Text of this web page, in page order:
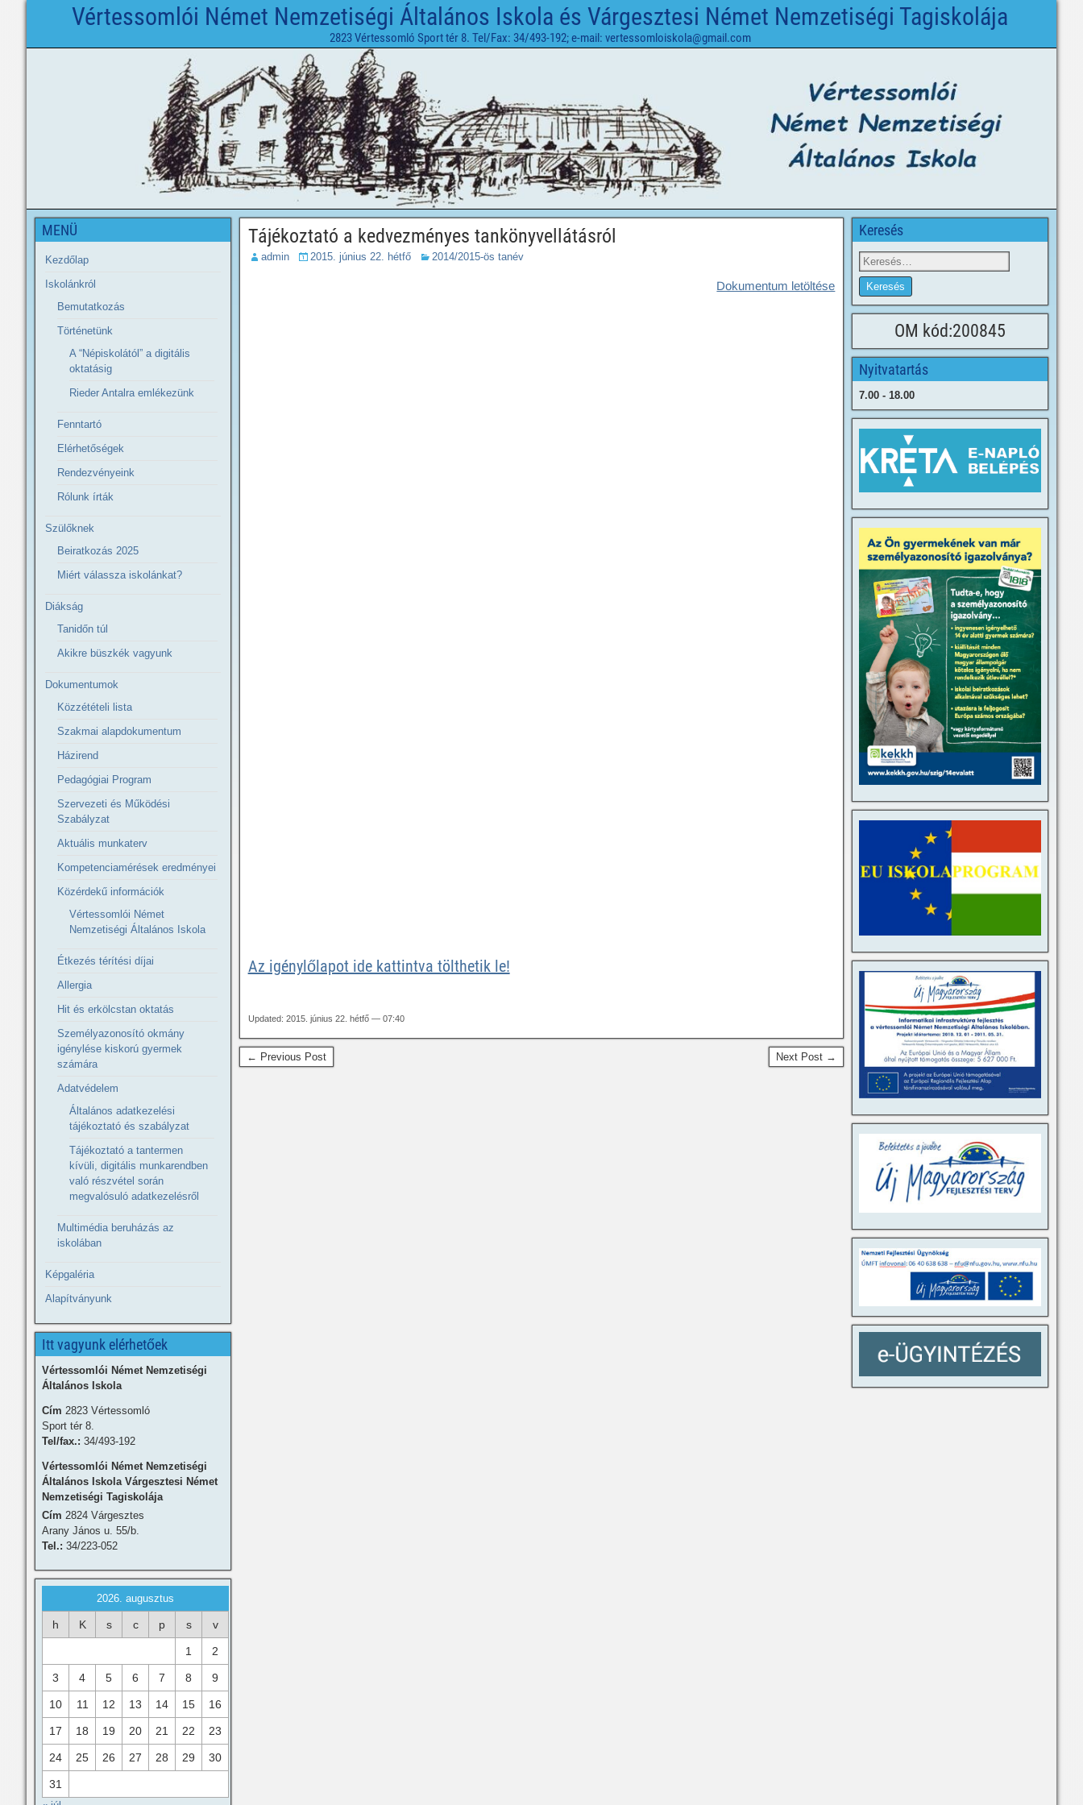
Vértessomlói Német Nemzetiségi Általános Iskola és Várgesztesi Német Nemzetiségi Tagiskolája
2823 Vértessomló Sport tér 8. Tel/Fax: 34/493-192; e-mail: vertessomloiskola@gmail.com
Tájékoztató a kedvezményes tankönyvellátásról
admin 2015. június 22. hétfő 2014/2015-ös tanév
Dokumentum letöltése
Az igénylőlapot ide kattintva tölthetik le!
Updated: 2015. június 22. hétfő — 07:40
← Previous Post Next Post →
MENÜ
Kezdőlap
Iskolánkról
Bemutatkozás
Történetünk
A “Népiskolától” a digitális
oktatásig
Rieder Antalra emlékezünk
Fenntartó
Elérhetőségek
Rendezvényeink
Rólunk írták
Szülőknek
Beiratkozás 2025
Miért válassza iskolánkat?
Diákság
Tanidőn túl
Akikre büszkék vagyunk
Dokumentumok
Közzétételi lista
Szakmai alapdokumentum
Házirend
Pedagógiai Program
Szervezeti és Működési
Szabályzat
Aktuális munkaterv
Kompetenciamérések eredményei
Közérdekű információk
Vértessomlói Német
Nemzetiségi Általános Iskola
Étkezés térítési díjai
Allergia
Hit és erkölcstan oktatás
Személyazonosító okmány
igénylése kiskorú gyermek
számára
Adatvédelem
Általános adatkezelési
tájékoztató és szabályzat
Tájékoztató a tantermen
kívüli, digitális munkarendben
való részvétel során
megvalósuló adatkezelésről
Multimédia beruházás az
iskolában
Képgaléria
Alapítványunk
Itt vagyunk elérhetőek
Vértessomlói Német Nemzetiségi
Általános Iskola
Cím 2823 Vértessomló
Sport tér 8.
Tel/fax.: 34/493-192
Vértessomlói Német Nemzetiségi
Általános Iskola Várgesztesi Német
Nemzetiségi Tagiskolája
Cím 2824 Várgesztes
Arany János u. 55/b.
Tel.: 34/223-052
2026. augusztus
h K s c p s v
1 2
3 4 5 6 7 8 9
10 11 12 13 14 15 16
17 18 19 20 21 22 23
24 25 26 27 28 29 30
31
Keresés
OM kód:200845
Nyitvatartás
7.00 - 18.00